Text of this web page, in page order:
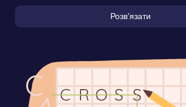
Розвʼязати